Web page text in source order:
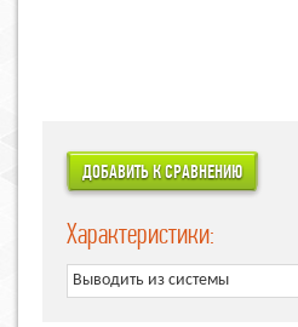
Характеристики:
Выводить из системы